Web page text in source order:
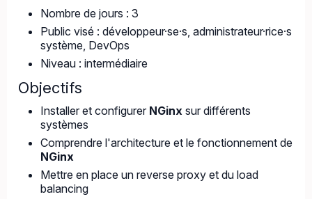
Nombre de jours : 3
Public visé : développeur·se·s, administrateur·rice·s
système, DevOps
Niveau : intermédiaire
Objectifs
Installer et configurer NGinx sur différents
systèmes
Comprendre l'architecture et le fonctionnement de
NGinx
Mettre en place un reverse proxy et du load
balancing